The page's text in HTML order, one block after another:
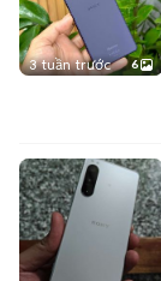
3 tuần trước 6